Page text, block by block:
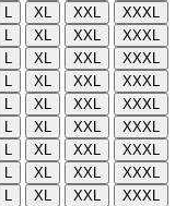
L XL XXL
XXXL
L XL XXL
XXXL
L XL XXL
XXXL
L XL XXL
XXXL
L XL XXL
XXXL
L XL XXL
XXXL
L XL XXL
XXXL
L XL XXL
XXXL
L XL XXL
XXXL